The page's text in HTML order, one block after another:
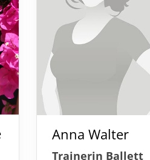
Anna Walter
Trainerin Ballett